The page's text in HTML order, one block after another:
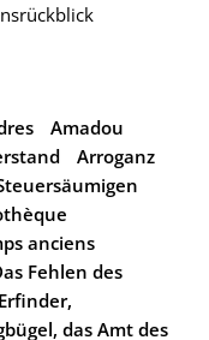
Amadou
Arroganz
anciens
Fehlen des
das Amt des